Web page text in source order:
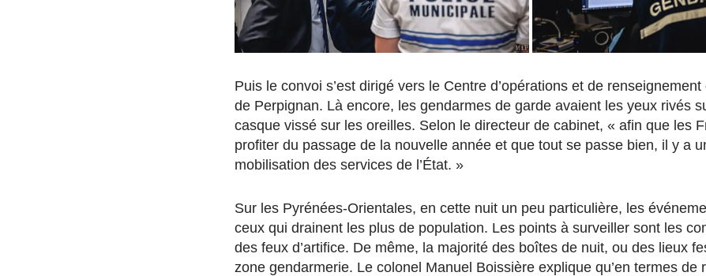
Puis le convoi s’est dirigé vers le Centre d’opérations et de
de Perpignan. Là encore, les gendarmes de garde avaient les yeux rivés
casque vissé sur les oreilles. Selon le directeur de cabinet, « afin que les
profiter du passage de la nouvelle année et que tout se passe bien, il y a
mobilisation des services de l’État. »
Sur les Pyrénées-Orientales, en cette nuit un peu particulière, les
ceux qui drainent les plus de population. Les points à surveiller sont les
des feux d’artifice. De même, la majorité des boîtes de nuit, ou des lieux
zone gendarmerie. Le colonel Manuel Boissière explique qu’en termes de